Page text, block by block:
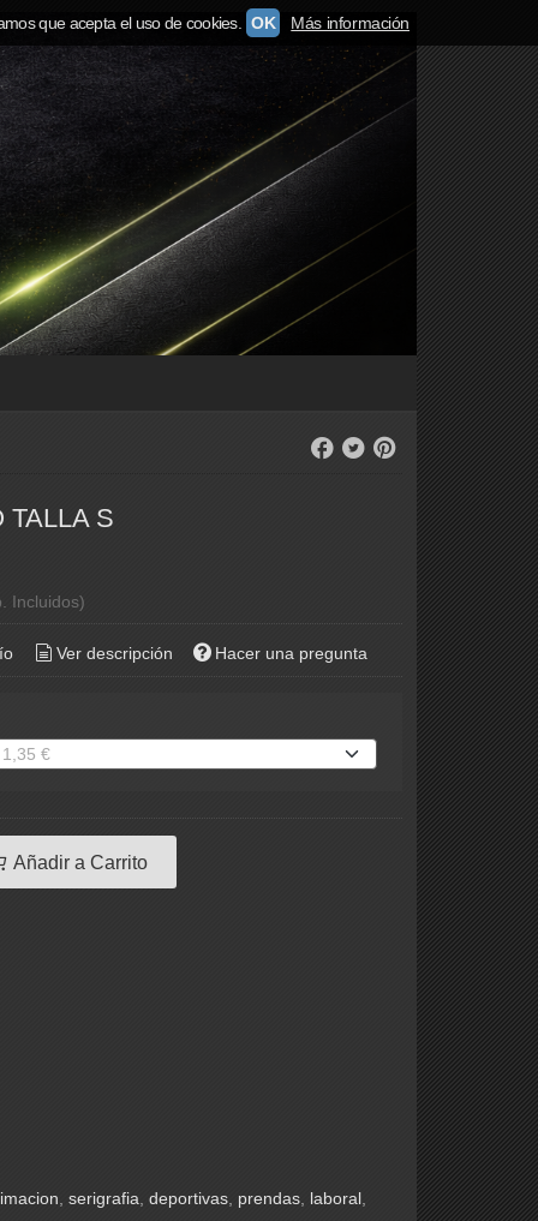
TALLA S
Incluidos)
Ver descripción Hacer una pregunta
Añadir a Carrito
serigrafia deportivas prendas laboral
que acepta el uso de cookies. OK Más información